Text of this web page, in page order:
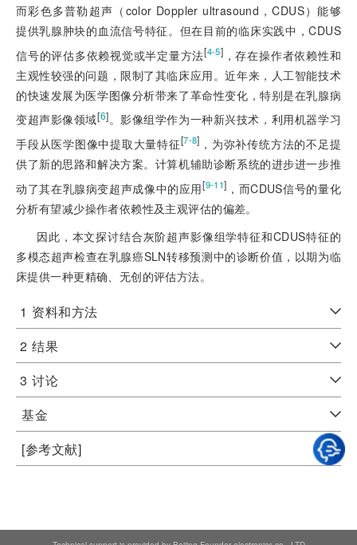
而彩色多普勒超声（color Doppler ultrasound，CDUS）能够
提供乳腺肿块的血流信号特征。但在目前的临床实践中，CDUS
信号的评估多依赖视觉或半定量方法[4-5] ，存在操作者依赖性和
主观性较强的问题，限制了其临床应用。近年来，人工智能技术
的快速发展为医学图像分析带来了革命性变化，特别是在乳腺病
变超声影像领域[6]。影像组学作为一种新兴技术，利用机器学习
手段从医学图像中提取大量特征[7-8] ，为弥补传统方法的不足提
供了新的思路和解决方案。计算机辅助诊断系统的进步进一步推
动了其在乳腺病变超声成像中的应用[9-11] ，而CDUS信号的量化
分析有望减少操作者依赖性及主观评估的偏差。
因此，本文探讨结合灰阶超声影像组学特征和CDUS特征的
多模态超声检查在乳腺癌SLN转移预测中的诊断价值，以期为临
床提供一种更精确、无创的评估方法。
1 资料和方法
2 结果
3 讨论
基金
[参考文献]